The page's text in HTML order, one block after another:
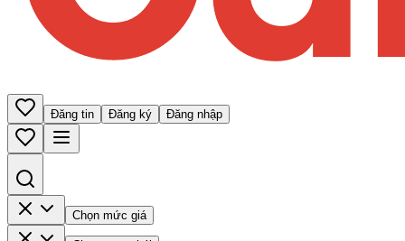
Đăng tin Đăng ký Đăng nhập
Chọn mức giá